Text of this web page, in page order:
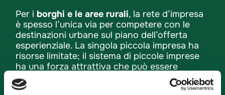
Per i borghi e le aree rurali, la rete d’impresa
è spesso l’unica via per competere con le
destinazioni urbane sul piano dell’offerta
esperienziale. La singola piccola impresa ha
risorse limitate; il sistema di piccole imprese
ha una forza attrattiva che può essere
sorprendente.